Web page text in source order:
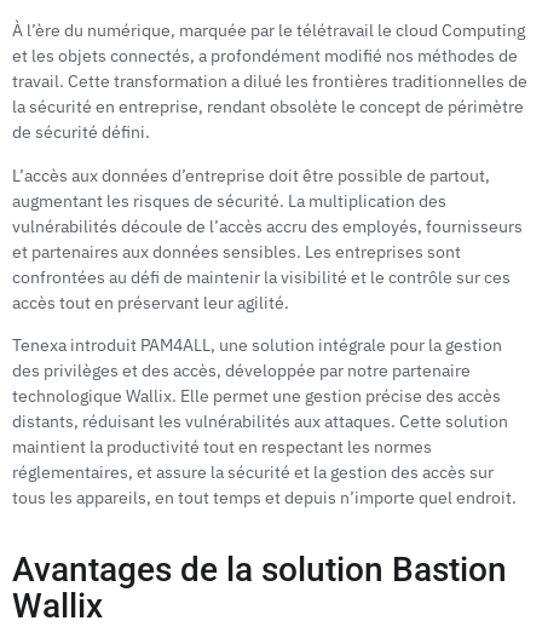
À l’ère du numérique, marquée par le télétravail le cloud Computing
et les objets connectés, a profondément modifié nos méthodes de
travail. Cette transformation a dilué les frontières traditionnelles de
la sécurité en entreprise, rendant obsolète le concept de périmètre
de sécurité défini.
L’accès aux données d’entreprise doit être possible de partout,
augmentant les risques de sécurité. La multiplica­tion des
vulnérabilités découle de l’accès accru des employés, fournisseurs
et partenaires aux données sensibles. Les entreprises sont
confrontées au défi de maintenir la visibilité et le contrôle sur ces
accès tout en préservant leur agilité.
Tenexa introduit PAM4ALL, une solution intégrale pour la gestion
des privilèges et des accès, développée par notre partenaire
technolo­gique Wallix. Elle permet une gestion précise des accès
distants, réduisant les vulnérabilités aux attaques. Cette solution
maintient la productivité tout en respectant les normes
réglementaires, et assure la sécurité et la gestion des accès sur
tous les appareils, en tout temps et depuis n’importe quel endroit.
Avantages de la solution Bastion
Wallix